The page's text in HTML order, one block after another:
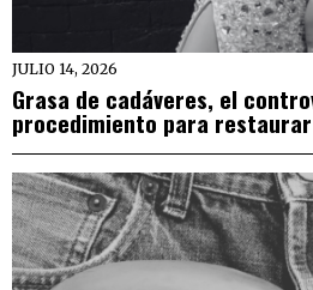
JULIO 14, 2026
Grasa de cadáveres, el
procedimiento para